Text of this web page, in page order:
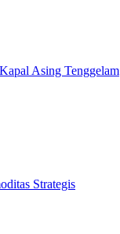
Asing Tenggelam
Strategis